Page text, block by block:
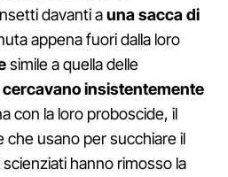
davanti auna sacca di
appena fuori dalla loro
simile a quella delle
cercavano insistentemente
con la loro proboscide, il
che usano per succhiare il
hanno rimosso la